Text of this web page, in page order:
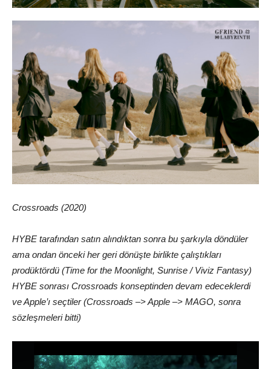
Crossroads (2020)
HYBE tarafından satın alındıktan sonra bu şarkıyla döndüler
ama ondan önceki her geri dönüşte birlikte çalıştıkları
prodüktördü (Time for the Moonlight, Sunrise / Viviz Fantasy)
HYBE sonrası Crossroads konseptinden devam edeceklerdi
ve Apple’ı seçtiler (Crossroads –> Apple –> MAGO, sonra
sözleşmeleri bitti)